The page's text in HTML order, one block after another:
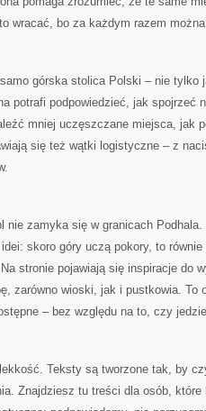
wracać, bo za każdym razem
górska stolica Polski – nie tylko
potrafi podpowiedzieć, jak spojrzeć
mniej uczęszczane miejsca, jak
się też wątki logistyczne – z
nie zamyka się w granicach Podhala.
skoro góry uczą pokory, to
stronie pojawiają się inspiracje do
zarówno wioski, jak i pustkowia. To
– bez względu na to, czy
Teksty są tworzone tak, by
Znajdziesz tu treści dla osób,